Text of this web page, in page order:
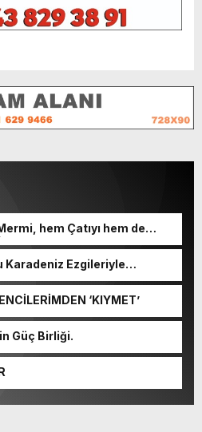
hem Çatıyı hem de
Karadeniz Ezgileriyle
‘KIYMET’
Güç Birliği.